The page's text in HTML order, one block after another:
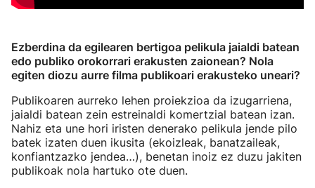
Ezberdina da egilearen bertigoa pelikula jaialdi batean
edo publiko orokorrari erakusten zaionean? Nola
egiten diozu aurre filma publikoari erakusteko uneari?
Publikoaren aurreko lehen proiekzioa da izugarriena,
jaialdi batean zein estreinaldi komertzial batean izan.
Nahiz eta une hori iristen denerako pelikula jende pilo
batek izaten duen ikusita (ekoizleak, banatzaileak,
konfiantzazko jendea…), benetan inoiz ez duzu jakiten
publikoak nola hartuko ote duen.